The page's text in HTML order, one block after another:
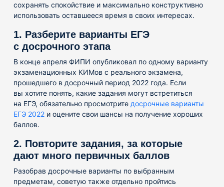
сохранять спокойствие и максимально конструктивно
использовать оставшееся время в своих интересах.
1. Разберите варианты ЕГЭ
с досрочного этапа
В конце апреля ФИПИ опубликовал по одному варианту
экзаменационных КИМов с реального экзамена,
прошедшего в досрочный период 2022 года. Если
вы хотите понять, какие задания могут встретиться
на ЕГЭ, обязательно просмотрите досрочные варианты
ЕГЭ 2022 и оцените свои шансы на получение хороших
баллов.
2. Повторите задания, за которые
дают много первичных баллов
Разобрав досрочные варианты по выбранным
предметам, советую также отдельно пройтись